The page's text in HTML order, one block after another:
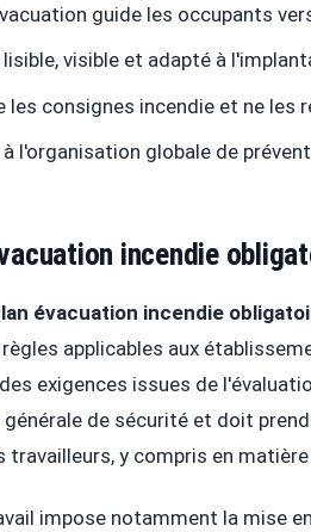
guide les occupants
visible et adapté à
les consignes incendie et ne les
l'organisation globale de
incendie
évacuation incendie
applicables aux
exigences issues de
de sécurité et doit
travailleurs, y compris en
impose notamment la mise